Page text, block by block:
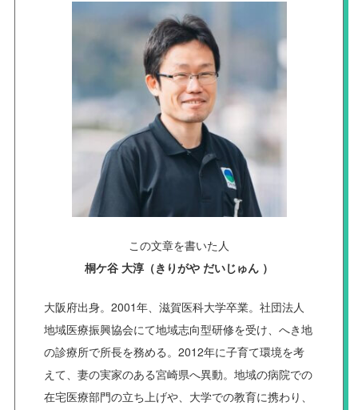
この文章を書いた人
桐ケ谷 大淳（きりがや だいじゅん ）
大阪府出身。2001年、滋賀医科大学卒業。社団法人
地域医療振興協会にて地域志向型研修を受け、へき地
の診療所で所長を務める。2012年に子育て環境を考
えて、妻の実家のある宮崎県へ異動。地域の病院での
在宅医療部門の立ち上げや、大学での教育に携わり、